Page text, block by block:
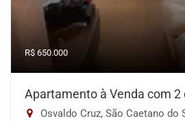
R$ 650.000
Apartamento à Venda com 2
Osvaldo Cruz, São Caetano do